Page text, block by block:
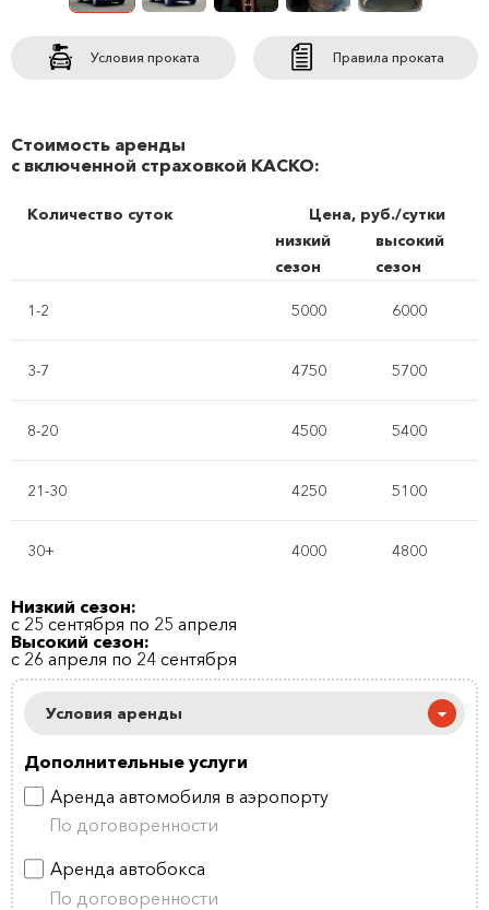
Условия проката Правила проката
Стоимость аренды
с включенной страховкой КАСКО:
Количество суток
Цена, руб./сутки
низкий
сезон
высокий
сезон
1-2 5000 6000
3-7 4750 5700
8-20 4500 5400
21-30 4250 5100
30+ 4000 4800
Низкий сезон:
с 25 сентября по 25 апреля
Высокий сезон:
с 26 апреля по 24 сентября
Условия аренды
Дополнительные услуги
Аренда автомобиля в аэропорту
По договоренности
Аренда автобокса
По договоренности